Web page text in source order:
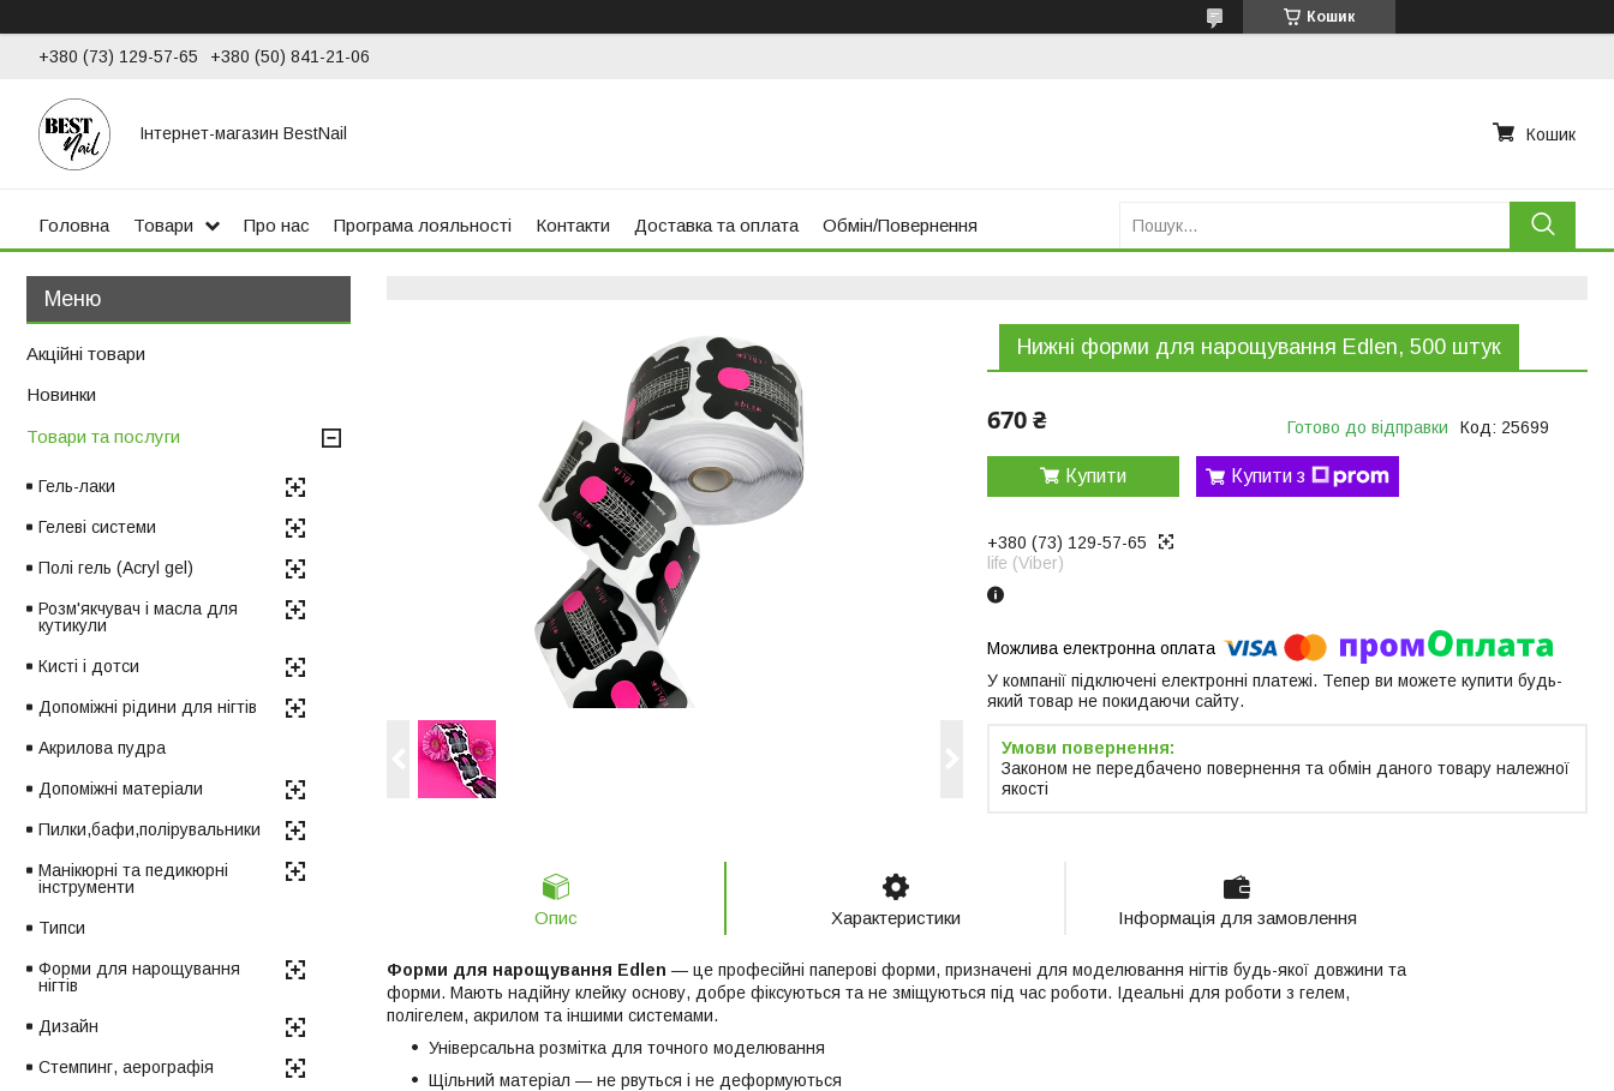
Кошик
+380 (73) 129-57-65 +380 (50) 841-21-06
Інтернет-магазин BestNail Кошик
Головна Товари Про нас Програма лояльності Контакти Доставка та оплата Обмін/Повернення
Нижні форми для нарощування Edlen, 500 штук
670 ₴ Готово до відправки Код: 25699
Купити Купити з
+380 (73) 129-57-65
life (Viber)
У компанії підключені електронні платежі. Тепер ви можете купити будь-
який товар не покидаючи сайту.
Законом не передбачено повернення та обмін даного товару належної
якості
Опис Характеристики Інформація для замовлення
Форми для нарощування Edlen — це професійні паперові форми, призначені для моделювання нігтів будь-якої довжини та
форми. Мають надійну клейку основу, добре фіксуються та не зміщуються під час роботи. Ідеальні для роботи з гелем,
полігелем, акрилом та іншими системами.
Універсальна розмітка для точного моделювання
Щільний матеріал — не рвуться і не деформуються
Акційні товари
Новинки
Товари та послуги
Гель-лаки
Гелеві системи
Полі гель (Acryl gel)
Розм'якчувач і масла для
кутикули
Кисті і дотси
Допоміжні рідини для нігтів
Акрилова пудра
Допоміжні матеріали
Пилки,бафи,полірувальники
Манікюрні та педикюрні
інструменти
Типси
Форми для нарощування
нігтів
Дизайн
Стемпинг, аерографія